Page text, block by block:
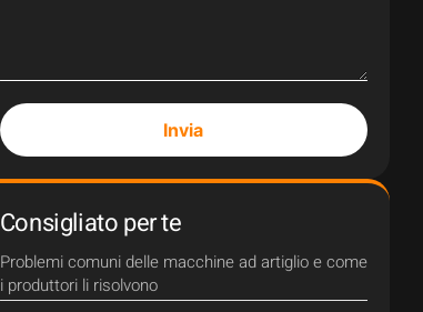
Invia
Consigliato per te
Problemi comuni delle macchine ad artiglio e come
i produttori li risolvono